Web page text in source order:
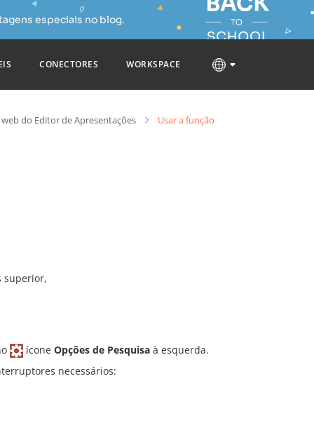
especiais no blog.
CONECTORES WORKSPACE
do Editor de Apresentações Usar a função
superior,
ícone Opções de Pesquisa à esquerda.
necessários: